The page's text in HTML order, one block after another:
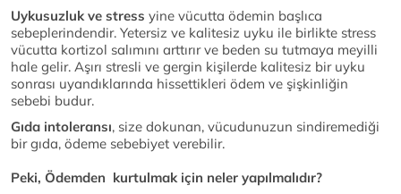
Uykusuzluk ve stress yine vücutta ödemin başlıca
sebeplerindendir. Yetersiz ve kalitesiz uyku ile birlikte stress
vücutta kortizol salımını arttırır ve beden su tutmaya meyilli
hale gelir. Aşırı stresli ve gergin kişilerde kalitesiz bir uyku
sonrası uyandıklarında hissettikleri ödem ve şişkinliğin
sebebi budur.
Gıda intoleransı, size dokunan, vücudunuzun sindiremediği
bir gıda, ödeme sebebiyet verebilir.
Peki, Ödemden kurtulmak için neler yapılmalıdır?